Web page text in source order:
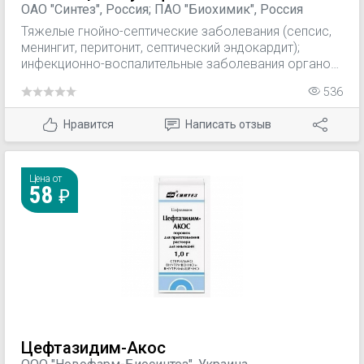
препаратам, кроме флоримицина.
ОАО "Синтез", Россия; ПАО "Биохимик", Россия
Тяжелые гнойно-септические заболевания (сепсис,
менингит, перитонит, септический эндокардит);
инфекционно-воспалительные заболевания органов
легких); инфекции почек и мочевыводящих путей;
гнойные осложнения в послеоперационный период;
инфицированные ожоги; туберкулез легких и
туберкулезные поражения других органов,
противотуберкулезным средствам І та ІІ ряда и
чувствительными к канамицину.
536
Нравится Написать отзыв
Цена от
58
Цефтазидим-Акос